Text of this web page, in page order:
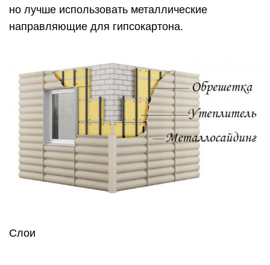
но лучше использовать металлические
направляющие для гипсокартона.
Слои